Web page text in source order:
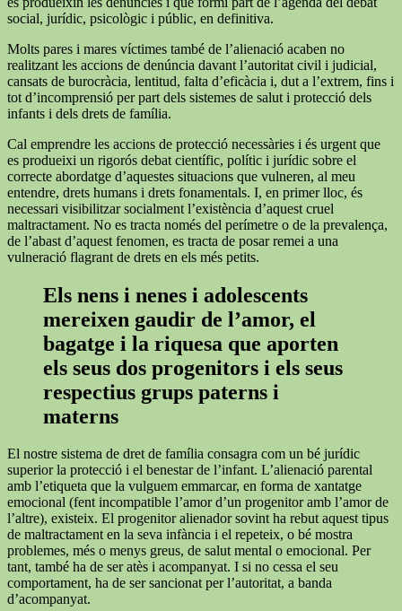
social, jurídic, psicològic i públic, en definitiva.
Molts pares i mares víctimes també de l’alienació acaben no
realitzant les accions de denúncia davant l’autoritat civil i judicial,
cansats de burocràcia, lentitud, falta d’eficàcia i, dut a l’extrem, fins i
tot d’incomprensió per part dels sistemes de salut i protecció dels
infants i dels drets de família.
Cal emprendre les accions de protecció necessàries i és urgent que
es produeixi un rigorós debat científic, polític i jurídic sobre el
correcte abordatge d’aquestes situacions que vulneren, al meu
entendre, drets humans i drets fonamentals. I, en primer lloc, és
necessari visibilitzar socialment l’existència d’aquest cruel
maltractament. No es tracta només del perímetre o de la prevalença,
de l’abast d’aquest fenomen, es tracta de posar remei a una
vulneració flagrant de drets en els més petits.
Els nens i nenes i adolescents
mereixen gaudir de l’amor, el
bagatge i la riquesa que aporten
els seus dos progenitors i els seus
respectius grups paterns i
materns
El nostre sistema de dret de família consagra com un bé jurídic
superior la protecció i el benestar de l’infant. L’alienació parental
amb l’etiqueta que la vulguem emmarcar, en forma de xantatge
emocional (fent incompatible l’amor d’un progenitor amb l’amor de
l’altre), existeix. El progenitor alienador sovint ha rebut aquest tipus
de maltractament en la seva infància i el repeteix, o bé mostra
problemes, més o menys greus, de salut mental o emocional. Per
tant, també ha de ser atès i acompanyat. I si no cessa el seu
comportament, ha de ser sancionat per l’autoritat, a banda
d’acompanyat.